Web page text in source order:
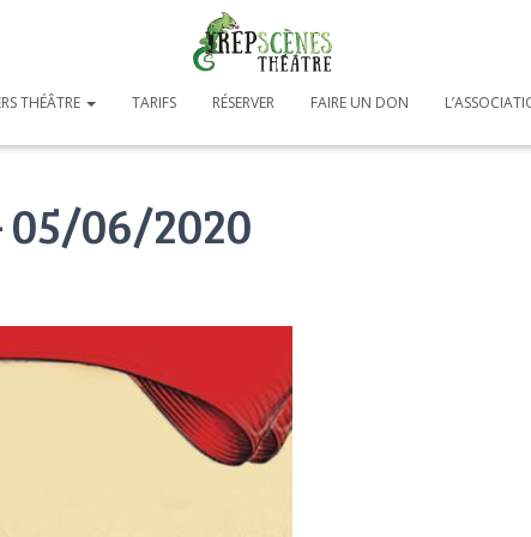
THÉÂTRE TARIFS RÉSERVER FAIRE UN DON
06/2020